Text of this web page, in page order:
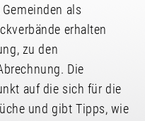
als
erhalten
zu den
Die
auf die sich für die
und gibt Tipps, wie